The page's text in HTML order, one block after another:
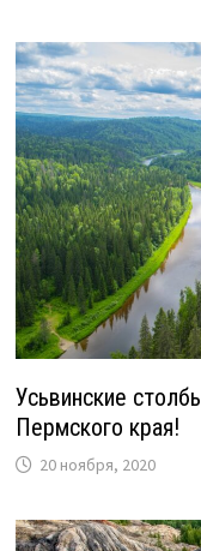
Усьвинские
Пермского края!
20 ноября, 2020